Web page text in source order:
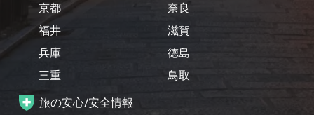
京都
福井
兵庫
三重
奈良
滋賀
徳島
鳥取
旅の安心/安全情報